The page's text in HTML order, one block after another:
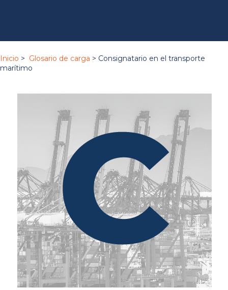
Inicio > Glosario de carga > Consignatario en el transporte
marítimo